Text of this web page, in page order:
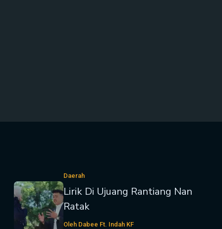
Daerah
Lirik Di Ujuang Rantiang Nan
Ratak
Oleh Dabee Ft. Indah KF